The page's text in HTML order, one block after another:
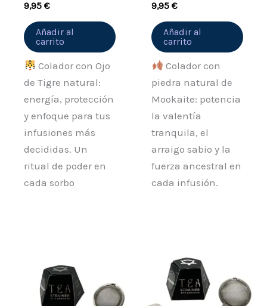
9,95€
Añadir al
carrito
Colador con Ojo
de Tigre natural:
energía, protección
y enfoque para tus
infusiones más
decididas. Un
ritual de poder en
cada sorbo
9,95€
Añadir al
carrito
Colador con
piedra natural de
Mookaite: potencia
la valentía
tranquila, el
arraigo sabio y la
fuerza ancestral en
cada infusión.